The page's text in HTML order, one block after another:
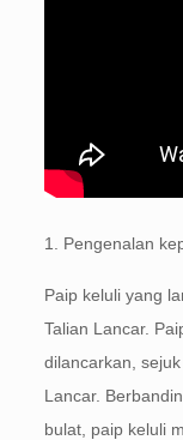
1. Pengenalan
Paip keluli yang
Talian Lancar.
dilancarkan,
Lancar.
bulat, paip keluli